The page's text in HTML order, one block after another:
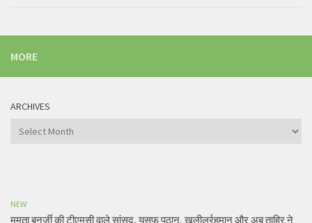
MORE
ARCHIVES
Archives
NEW
ममता बनर्जी की टीएमसी वाले सांसद, यूसुफ पठान, खलीलुर्रहमान और अबु ताहिर ने